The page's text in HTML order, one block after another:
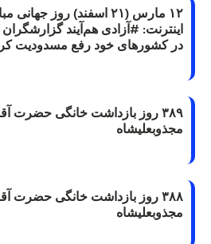
۱۲ مارس (۲۱ اسفند) روز
در کشورهای خود رفع مسدودیت
۳۸۹ روز بازداشت خانگی حضرت
مجذوبعلیشاه
۳۸۸ روز بازداشت خانگی حضرت
مجذوبعلیشاه